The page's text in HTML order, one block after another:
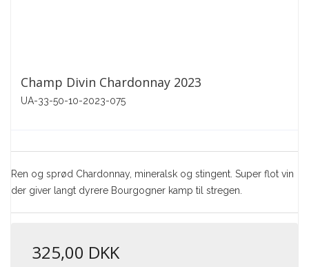
Champ Divin Chardonnay 2023
UA-33-50-10-2023-075
Ren og sprød Chardonnay, mineralsk og stingent. Super flot vin
der giver langt dyrere Bourgogner kamp til stregen.
325,00 DKK